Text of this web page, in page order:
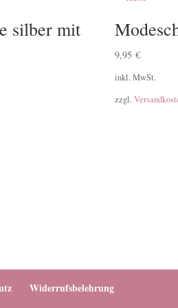
silber mit
9,95 €
inkl. MwSt.
zzgl.
Widerrufsbelehrung